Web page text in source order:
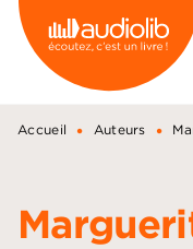
MENU
PIED DE PAGE
Accueil • Auteurs •